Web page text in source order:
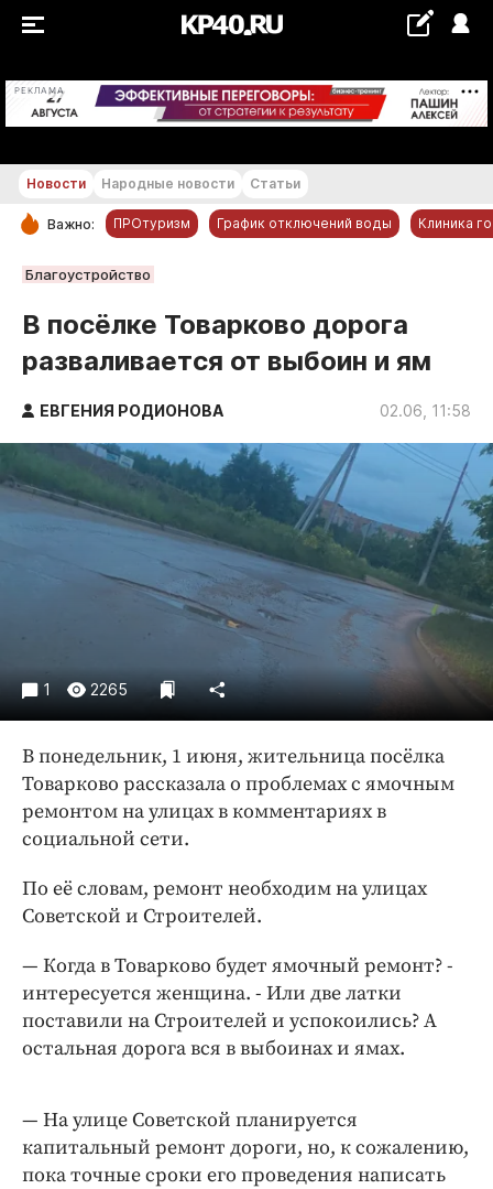
РЕКЛАМА +26...+27 °С
РУБРИКИ
Обнинск
Новости компаний
Статьи
Народные новости
Авто и транспорт
Благоустройство
Криминал
Недвижимость и ЖКХ
Образование
Общество
Погода
Праздники
Спорт
Экономика и бизнес
ПРОЕКТЫ
Блоги
Издания
Медиаперсона
Интересное чтиво
Клиника года
Бренд года
Новости Народные новости Статьи
Важно: ПРОтуризм График отключений воды Клиника
Благоустройство
В посёлке Товарково дорога
разваливается от выбоин и ям
ЕВГЕНИЯ РОДИОНОВА 02.06, 11:58
1 2265
В понедельник, 1 июня, жительница посёлка
Товарково рассказала о проблемах с ямочным
ремонтом на улицах в комментариях в
социальной сети.
По её словам, ремонт необходим на улицах
Советской и Строителей.
— Когда в Товарково будет ямочный ремонт? -
интересуется женщина. - Или две латки
поставили на Строителей и успокоились? А
остальная дорога вся в выбоинах и ямах.
— На улице Советской планируется
капитальный ремонт дороги, но, к сожалению,
пока точные сроки его проведения написать